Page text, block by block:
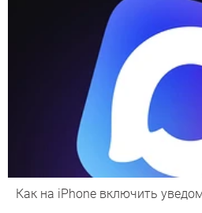
Как на iPhone включить